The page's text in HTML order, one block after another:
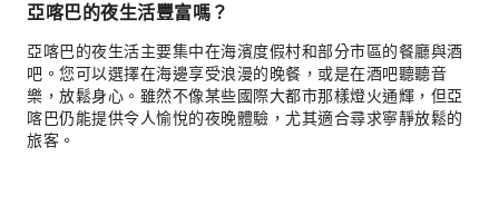
亞喀巴的夜生活豐富嗎？
亞喀巴的夜生活主要集中在海濱度假村和部分市區的餐廳與酒
吧。您可以選擇在海邊享受浪漫的晚餐，或是在酒吧聽聽音
樂，放鬆身心。雖然不像某些國際大都市那樣燈火通輝，但亞
喀巴仍能提供令人愉悅的夜晚體驗，尤其適合尋求寧靜放鬆的
旅客。